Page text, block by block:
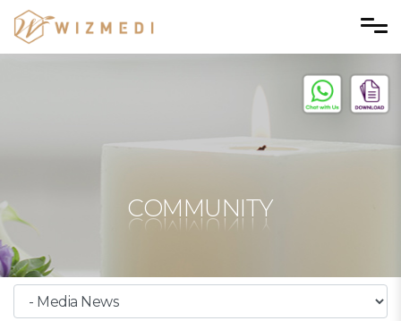
Skip to menu
COMMUNITY